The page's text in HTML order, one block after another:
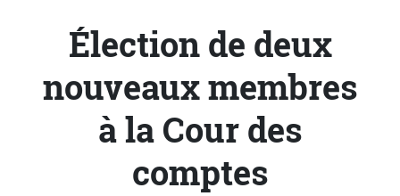
Élection de deux
nouveaux membres
à la Cour des
comptes